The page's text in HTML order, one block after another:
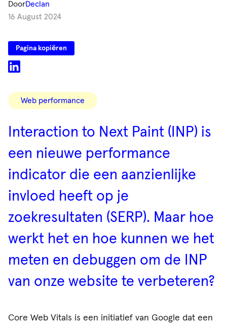
DoorDeclan
16 August 2024
Pagina kopiëren
Categorieën
Web performance
Interaction to Next Paint (INP) is
een nieuwe performance
indicator die een aanzienlijke
invloed heeft op je
zoekresultaten (SERP). Maar hoe
werkt het en hoe kunnen we het
meten en debuggen om de INP
van onze website te verbeteren?
Core Web Vitals is een initiatief van Google dat een